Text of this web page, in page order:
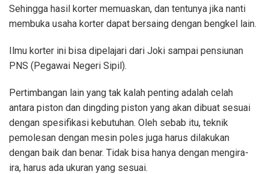
Sehingga hasil korter memuaskan, dan tentunya jika nanti
membuka usaha korter dapat bersaing dengan bengkel lain.
Ilmu korter ini bisa dipelajari dari Joki sampai pensiunan
PNS (Pegawai Negeri Sipil).
Pertimbangan lain yang tak kalah penting adalah celah
antara piston dan dingding piston yang akan dibuat sesuai
dengan spesifikasi kebutuhan. Oleh sebab itu, teknik
pemolesan dengan mesin poles juga harus dilakukan
dengan baik dan benar. Tidak bisa hanya dengan mengira-
ira, harus ada ukuran yang sesuai.